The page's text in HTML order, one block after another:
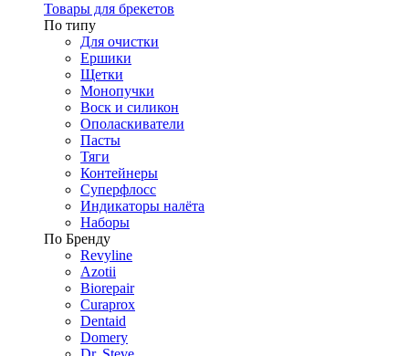
Товары для брекетов
По типу
Для очистки
Ершики
Щетки
Монопучки
Воск и силикон
Ополаскиватели
Пасты
Тяги
Контейнеры
Суперфлосс
Индикаторы налёта
Наборы
По Бренду
Revyline
Azotii
Biorepair
Curaprox
Dentaid
Domery